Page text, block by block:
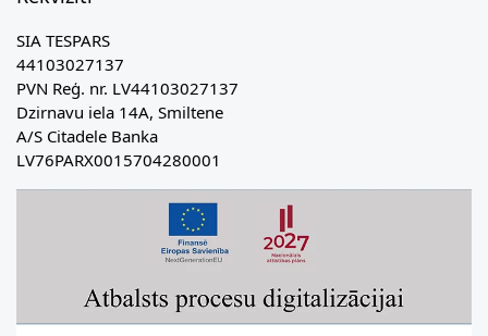
SIA TESPARS
44103027137
PVN Reģ. nr. LV44103027137
Dzirnavu iela 14A, Smiltene
A/S Citadele Banka
LV76PARX0015704280001